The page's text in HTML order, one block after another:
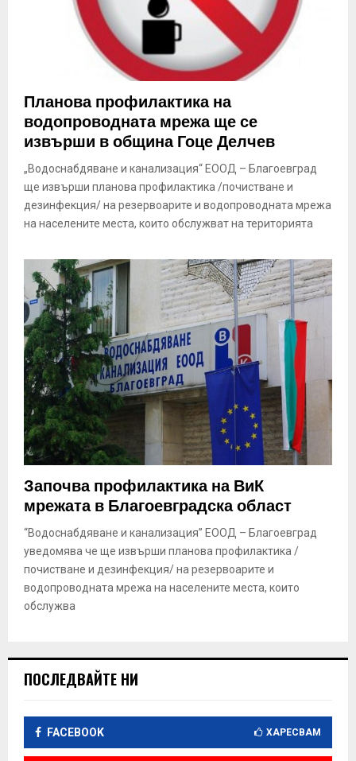
Планова профилактика на
водопроводната мрежа ще се
извърши в община Гоце Делчев
„Водоснабдяване и канализация“ ЕООД – Благоевград
ще извърши планова профилактика /почистване и
дезинфекция/ на резервоарите и водопроводната мрежа
на населените места, които обслужват на територията
Започва профилактика на ВиК
мрежата в Благоевградска област
“Водоснабдяване и канализация” ЕООД – Благоевград
уведомява че ще извърши планова профилактика /
почистване и дезинфекция/ на резервоарите и
водопроводната мрежа на населените места, които
обслужва
ПОСЛЕДВАЙТЕ НИ
FACEBOOK ХАРЕСВАМ